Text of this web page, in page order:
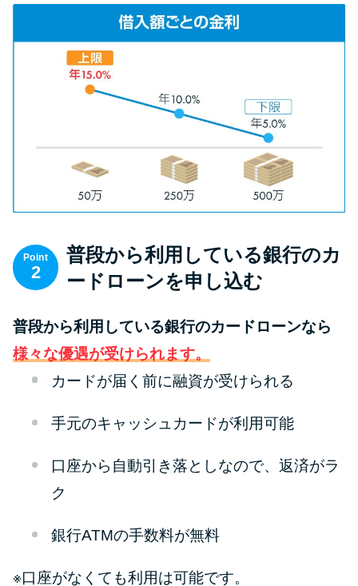
を分析
みずほ銀行カードローンの問い
合わせ先とシーン別の問い合わ
Point
2
普段から利用している銀行のカ
ードローンを申し込む
普段から利用している銀行のカードローンなら
様々な優遇が受けられます。
カードが届く前に融資が受けられる
手元のキャッシュカードが利用可能
口座から自動引き落としなので、返済がラ
ク
銀行ATMの手数料が無料
※口座がなくても利用は可能です。